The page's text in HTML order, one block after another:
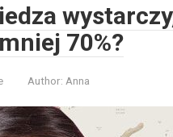
70%?
Author: Anna